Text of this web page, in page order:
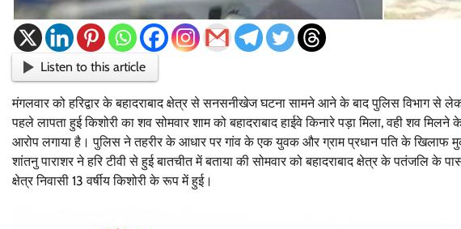
Listen to this article
मंगलवार को हरिद्वार के बहादराबाद क्षेत्र से सनसनीखेज घटना सामने आने के बाद पुलिस विभाग से
पहले लापता हुई किशोरी का शव सोमवार शाम को बहादराबाद हाईवे किनारे पड़ा मिला, वही शव
आरोप लगाया है। पुलिस ने तहरीर के आधार पर गांव के एक युवक और ग्राम प्रधान पति के खिलाफ
शांतनु पाराशर ने हरि टीवी से हुई बातचीत में बताया की सोमवार को बहादराबाद क्षेत्र के पतंजलि के
क्षेत्र निवासी 13 वर्षीय किशोरी के रूप में हुई।